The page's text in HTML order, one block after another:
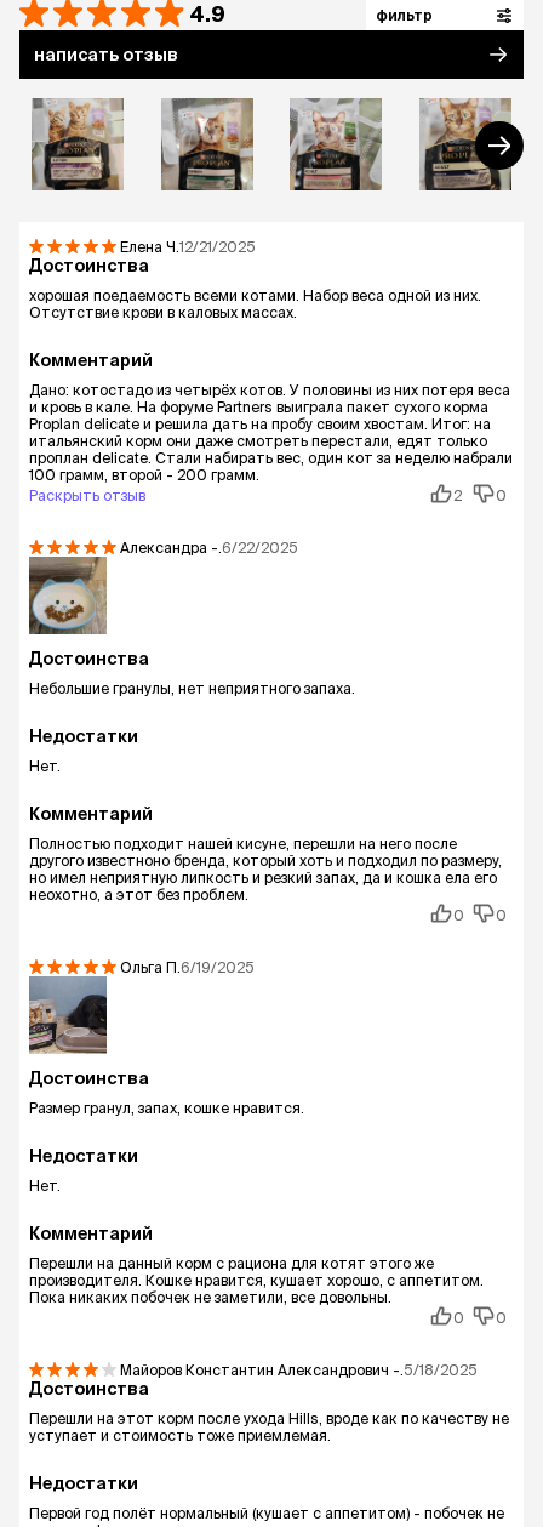
животных.
Уважаемые клиенты! Обращаем ваше внимание
новом, так и в прежнем дизайне упаковки.
Поставка осуществляется в зависимости от
наличия на складе. Продукт в обновленной
упаковке будет введен в оборот на территории
* Рекомендовано большинством опрошенных
ветеринарных специалистов, консультирующих
и/или дающих рекомендации по кормлению
домашних животных, по результатам
исследования, проведенного АО "МИЦ", ИНН
7709027118, по заказу ООО "Нестле Россия" в
2024 г. Выборка: 220 человек. География:
Россия, города с населением от 500 тыс. чел.
4.9 фильтр
написать отзыв
Елена Ч.12/21/2025
Достоинства
хорошая поедаемость всеми котами. Набор веса одной из них.
Отсутствие крови в каловых массах.
Комментарий
Дано: котостадо из четырёх котов. У половины из них потеря веса
и кровь в кале. На форуме Partners выиграла пакет сухого корма
Proplan delicate и решила дать на пробу своим хвостам. Итог: на
итальянский корм они даже смотреть перестали, едят только
проплан delicate. Стали набирать вес, один кот за неделю набрали
100 грамм, второй - 200 грамм.
Раскрыть отзыв
2 0
Александра -. 6/22/2025
Достоинства
Небольшие гранулы, нет неприятного запаха.
Недостатки
Нет.
Комментарий
Полностью подходит нашей кисуне, перешли на него после
другого известноно бренда, который хоть и подходил по размеру,
но имел неприятную липкость и резкий запах, да и кошка ела его
неохотно, а этот без проблем.
0
0
Ольга П. 6/19/2025
Достоинства
Размер гранул, запах, кошке нравится.
Недостатки
Нет.
Комментарий
Перешли на данный корм с рациона для котят этого же
производителя. Кошке нравится, кушает хорошо, с аппетитом.
Пока никаких побочек не заметили, все довольны.
0
0
Майоров Константин Александрович -. 5/18/2025
Достоинства
Перешли на этот корм после ухода Hills, вроде как по качеству не
уступает и стоимость тоже приемлемая.
Недостатки
Первой год полёт нормальный (кушает с аппетитом) - побочек не